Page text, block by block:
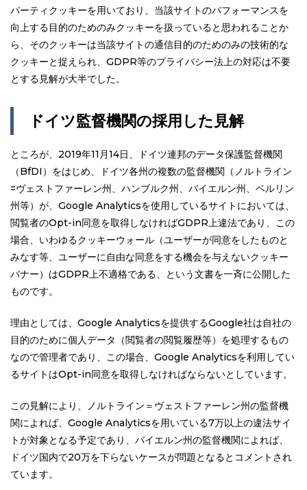
パーティクッキーを用いており、当該サイトのパフォーマンスを
向上する目的のためのみクッキーを扱っていると思われることか
ら、そのクッキーは当該サイトの通信目的のためのみの技術的な
クッキーと捉えられ、GDPR等のプライバシー法上の対応は不要
とする見解が大半でした。
ドイツ監督機関の採用した見解
ところが、2019年11月14日、ドイツ連邦のデータ保護監督機関
（BfDI）をはじめ、ドイツ各州の複数の監督機関（ノルトライン
=ヴェストファーレン州、ハンブルク州、バイエルン州、ベルリン
州等）が、Google Analyticsを使用しているサイトにおいては、
閲覧者のOpt-in同意を取得しなければGDPR上違法であり、この
場合、いわゆるクッキーウォール（ユーザーが同意をしたものと
みなす等、ユーザーに自由な同意をする機会を与えないクッキー
バナー）はGDPR上不適格である、という文書を一斉に公開した
ものです。
理由としては、Google Analyticsを提供するGoogle社は自社の
目的のために個人データ（閲覧者の閲覧履歴等）を処理するもの
なので管理者であり、この場合、Google Analyticsを利用してい
るサイトはOpt-in同意を取得しなければならないとしています。
この見解により、ノルトライン＝ヴェストファーレン州の監督機
関によれば、Google Analyticsを用いている7万以上の違法サイ
トが対象となる予定であり、バイエルン州の監督機関によれば、
ドイツ国内で20万を下らないケースが問題となるとコメントされ
ています。